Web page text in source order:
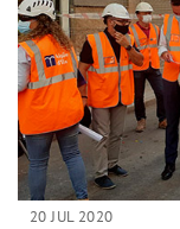
20 JUL 2020